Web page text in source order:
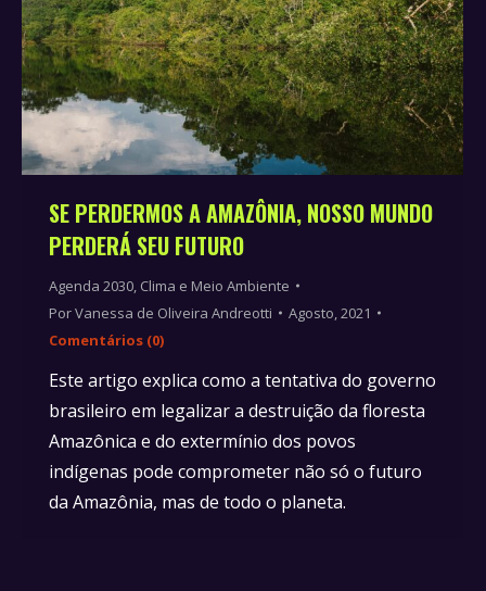
SE PERDERMOS A AMAZÔNIA, NOSSO MUNDO
PERDERÁ SEU FUTURO
Agenda 2030, Clima e Meio Ambiente
PorVanessa de Oliveira Andreotti
Agosto, 2021
Comentários (0)
Este artigo explica como a tentativa do governo
brasileiro em legalizar a destruição da floresta
Amazônica e do extermínio dos povos
indígenas pode comprometer não só o futuro
da Amazônia, mas de todo o planeta.